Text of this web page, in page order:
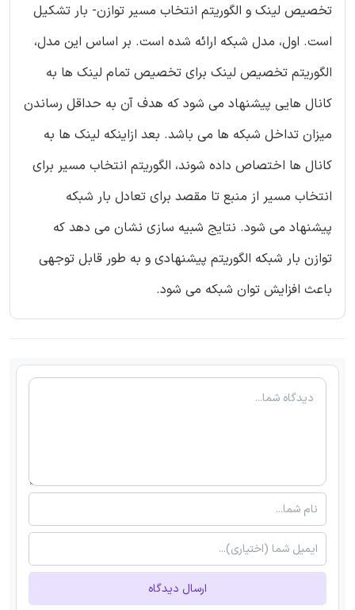
تخصیص لینک و الگوریتم انتخاب مسیر توازن- بار تشکیل
است. اول، مدل شبکه ارائه شده است. بر اساس این مدل،
الگوریتم تخصیص لینک برای تخصیص تمام لینک ها به
کانال هایی پیشنهاد می شود که هدف آن به حداقل رساندن
میزان تداخل شبکه ها می باشد. بعد ازاینکه لینک ها به
کانال ها اختصاص داده شوند، الگوریتم انتخاب مسیر برای
انتخاب مسیر از منبع تا مقصد برای تعادل بار شبکه
پیشنهاد می شود. نتایج شبیه سازی نشان می دهد که
توازن بار شبکه الگوریتم پیشنهادی و به طور قابل توجهی
باعث افزایش توان شبکه می شود.
ارسال دیدگاه